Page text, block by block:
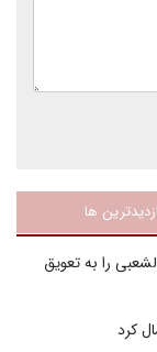
ها
را به تعویق
کرد